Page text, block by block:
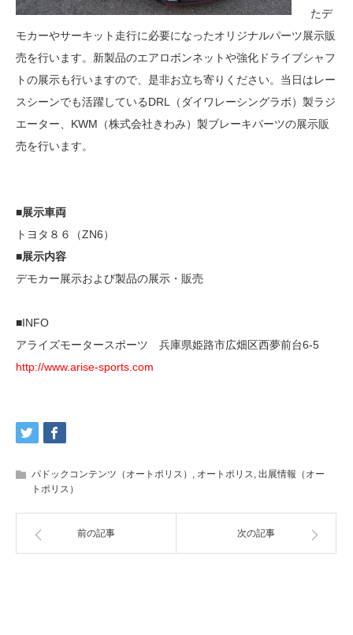
たデ
モカーやサーキット走行に必要になったオリジナルパーツ展示販
売を行います。新製品のエアロボンネットや強化ドライブシャフ
トの展示も行いますので、是非お立ち寄りください。当日はレー
スシーンでも活躍しているDRL（ダイワレーシングラボ）製ラジ
エーター、KWM（株式会社きわみ）製ブレーキパーツの展示販
売を行います。
■展示車両
トヨタ８６（ZN6）
■展示内容
デモカー展示および製品の展示・販売
■INFO
アライズモータースポーツ 兵庫県姫路市広畑区西夢前台6-5
http://www.arise-sports.com
パドックコンテンツ（オートポリス） , オートポリス, 出展情報（オー
トポリス）
前の記事 次の記事